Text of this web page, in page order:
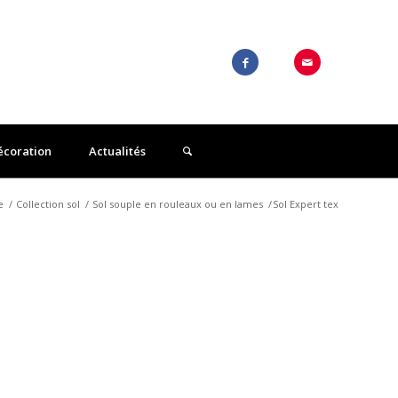
Actualités
/ Collection sol / Sol souple en rouleaux ou en lames /Sol Expert tex